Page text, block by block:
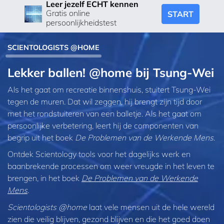
Leer jezelf ECHT kennen
Gratis online
persoonlijkheidstest
START
SCIENTOLOGISTS @HOME
Lekker ballen! @home bij Tsung‑Wei
Als het gaat om recreatie binnenshuis, stuitert Tsung‑Wei
tegen de muren. Dat wil zeggen, hij brengt zijn tijd door
met het rondstuiteren van een balletje. Als het gaat om
persoonlijke verbetering, leert hij de componenten van
begrip uit het boek De Problemen van de Werkende Mens.
Ontdek Scientology tools voor het dagelijks werk en
baanbrekende processen om weer vreugde in het leven te
brengen, in het boek De Problemen van de Werkende
Mens.
Scientologists @home laat vele mensen uit de hele wereld
zien die veilig blijven, gezond blijven en die het goed doen